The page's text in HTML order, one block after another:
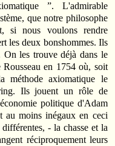
”. L'admirable
que notre philosophe
si nous voulons rendre
les deux bonshommes. Ils
les trouve déjà dans le
Rousseau en 1754 où, soit
méthode axiomatique le
Ils jouent un rôle de
politique d'Adam
moins inégaux en ceci
- la chasse et la
réciproquement leurs